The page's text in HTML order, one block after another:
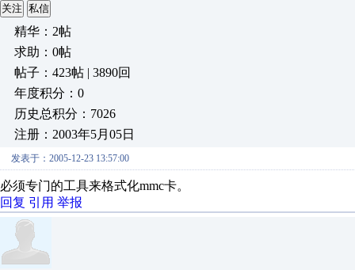
关注 私信
精华：2帖
求助：0帖
帖子：423帖 | 3890回
年度积分：0
历史总积分：7026
注册：2003年5月05日
发表于：2005-12-23 13:57:00
必须专门的工具来格式化mmc卡。
回复 引用 举报